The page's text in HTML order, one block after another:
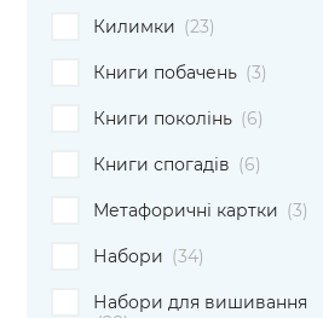
Килимки (23)
Книги побачень (3)
Книги поколінь (6)
Книги спогадів (6)
Метафоричні картки (3)
Набори (34)
Набори для вишивання